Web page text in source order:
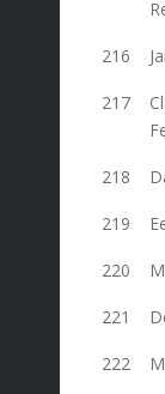
216
217
218
219
220
221
222